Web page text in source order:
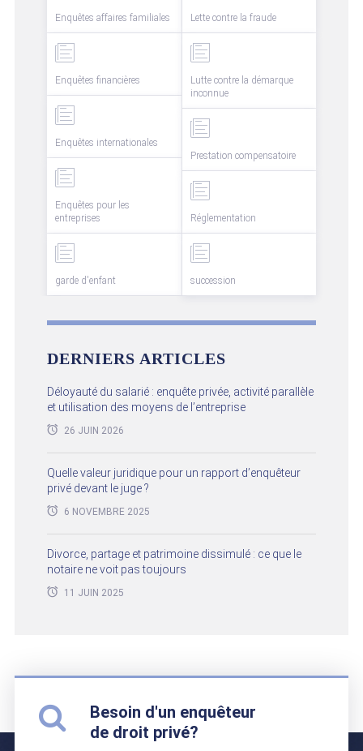
Enquêtes affaires familiales
Enquêtes financières
Enquêtes internationales
Enquêtes pour les
entreprises
garde d'enfant
Lette contre la fraude
Lutte contre la démarque
inconnue
Prestation compensatoire
Réglementation
succession
DERNIERS ARTICLES
Déloyauté du salarié : enquête privée, activité parallèle
et utilisation des moyens de l’entreprise
26 JUIN 2026
Quelle valeur juridique pour un rapport d’enquêteur
privé devant le juge ?
6 NOVEMBRE 2025
Divorce, partage et patrimoine dissimulé : ce que le
notaire ne voit pas toujours
11 JUIN 2025
Besoin d'un enquêteur
de droit privé?